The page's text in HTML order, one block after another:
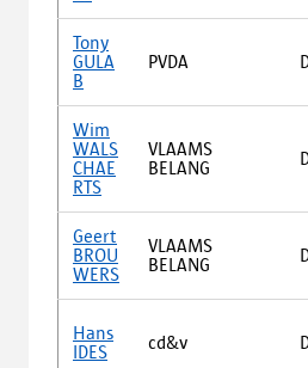
Tony
GULA
B
PVDA
Wim
WALS
CHAE
RTS
VLAAMS
BELANG
Geert
BROU
WERS
VLAAMS
BELANG
Hans
IDES
cd&v